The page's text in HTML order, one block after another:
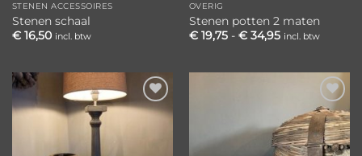
STENEN ACCESSOIRES
Stenen schaal
€16,50 incl. btw
OVERIG
Stenen potten 2 maten
€19,75 - €34,95Prijsklasse:
incl. btw
Toevoegen
Toevoegen
aan
verlanglijst